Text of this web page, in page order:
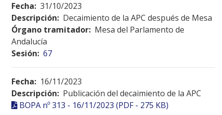
Fecha: 31/10/2023
Descripción: Decaimiento de la APC después de Mesa
Órgano tramitador: Mesa del Parlamento de
Andalucía
Sesión: 67
Fecha: 16/11/2023
Descripción: Publicación del decaimiento de la APC
BOPA nº 313 - 16/11/2023 (PDF - 275 KB)